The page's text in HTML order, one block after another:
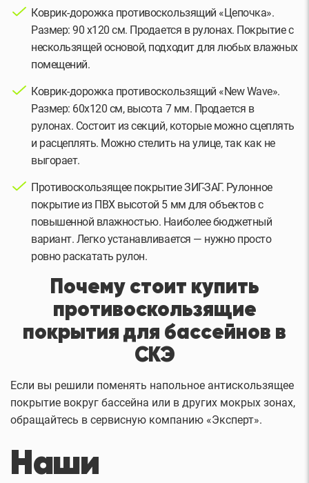
Коврик-дорожка противоскользящий «Цепочка».
Размер: 90 х120 см. Продается в рулонах. Покрытие с
нескользящей основой, подходит для любых влажных
помещений.
Коврик-дорожка противоскользящий «New Wave».
Размер: 60х120 см, высота 7 мм. Продается в
рулонах. Состоит из секций, которые можно сцеплять
и расцеплять. Можно стелить на улице, так как не
выгорает.
Противоскользящее покрытие ЗИГ-ЗАГ. Рулонное
покрытие из ПВХ высотой 5 мм для объектов с
повышенной влажностью. Наиболее бюджетный
вариант. Легко устанавливается — нужно просто
ровно раскатать рулон.
Почему стоит купить
противоскользящие
покрытия для бассейнов в
СКЭ
Если вы решили поменять напольное антискользящее
покрытие вокруг бассейна или в других мокрых зонах,
обращайтесь в сервисную компанию «Эксперт».
Наши